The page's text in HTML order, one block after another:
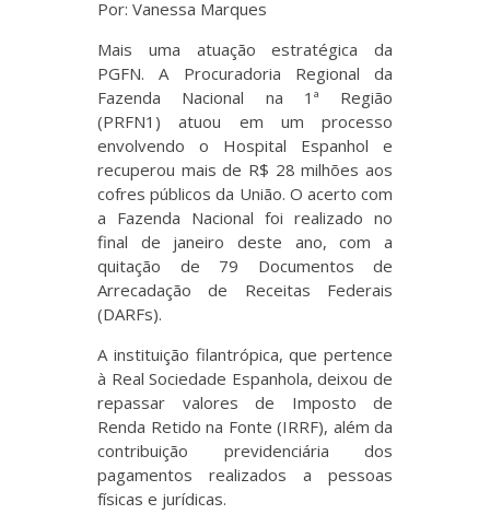
Por: Vanessa Marques
Mais uma atuação estratégica da
PGFN. A Procuradoria Regional da
Fazenda Nacional na 1ª Região
(PRFN1) atuou em um processo
envolvendo o Hospital Espanhol e
recuperou mais de R$ 28 milhões aos
cofres públicos da União. O acerto com
a Fazenda Nacional foi realizado no
final de janeiro deste ano, com a
quitação de 79 Documentos de
Arrecadação de Receitas Federais
(DARFs).
A instituição filantrópica, que pertence
à Real Sociedade Espanhola, deixou de
repassar valores de Imposto de
Renda Retido na Fonte (IRRF), além da
contribuição previdenciária dos
pagamentos realizados a pessoas
físicas e jurídicas.